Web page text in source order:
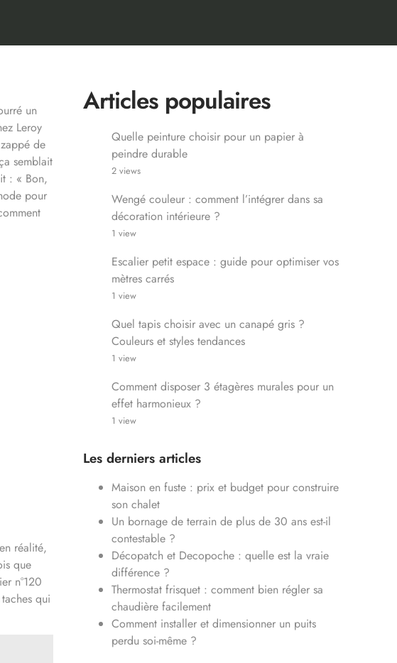
un
Leroy
de
semblait
: « Bon,
pour
réalité,
que
n°120
qui
Articles populaires
Quelle peinture choisir pour un papier à
peindre durable
2 views
Wengé couleur : comment l’intégrer dans sa
décoration intérieure ?
1 view
Escalier petit espace : guide pour optimiser vos
mètres carrés
1 view
Quel tapis choisir avec un canapé gris ?
Couleurs et styles tendances
1 view
Comment disposer 3 étagères murales pour un
effet harmonieux ?
1 view
Les derniers articles
Maison en fuste : prix et budget pour construire
son chalet
Un bornage de terrain de plus de 30 ans est-il
contestable ?
Décopatch et Decopoche : quelle est la vraie
différence ?
Thermostat frisquet : comment bien régler sa
chaudière facilement
Comment installer et dimensionner un puits
perdu soi-même ?